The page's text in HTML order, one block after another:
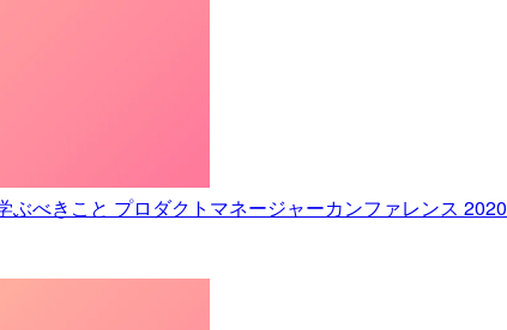
べきこと プロダクトマネージャーカンファレンス